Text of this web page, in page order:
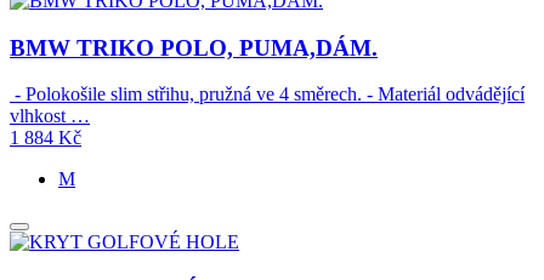
BMW TRIKO POLO, PUMA,DÁM.
- Polokošile slim střihu, pružná ve 4 směrech. - Materiál odvádějící
vlhkost …
1 884 Kč
M